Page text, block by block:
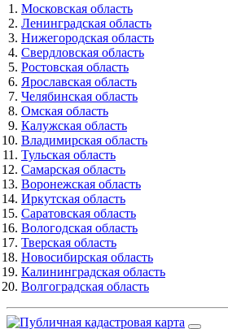
Московская область
Ленинградская область
Нижегородская область
Свердловская область
Ростовская область
Ярославская область
Челябинская область
Омская область
Калужская область
Владимирская область
Тульская область
Самарская область
Воронежская область
Иркутская область
Саратовская область
Вологодская область
Тверская область
Новосибирская область
Калининградская область
Волгоградская область